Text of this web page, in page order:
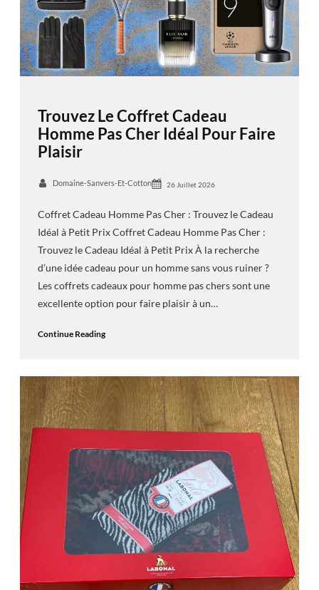
Trouvez Le Coffret Cadeau
Homme Pas Cher Idéal Pour Faire
Plaisir
Domaine-Sanvers-Et-Cotton 26 Juillet 2026
Coffret Cadeau Homme Pas Cher : Trouvez le Cadeau
Idéal à Petit Prix Coffret Cadeau Homme Pas Cher :
Trouvez le Cadeau Idéal à Petit Prix À la recherche
d’une idée cadeau pour un homme sans vous ruiner ?
Les coffrets cadeaux pour homme pas chers sont une
excellente option pour faire plaisir à un…
Continue Reading